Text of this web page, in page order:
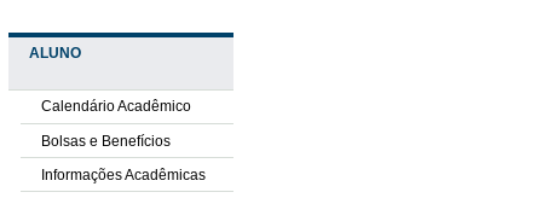
ALUNO
Calendário Acadêmico
Bolsas e Benefícios
Informações Acadêmicas